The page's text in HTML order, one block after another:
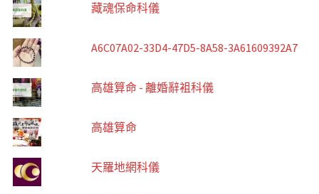
藏魂保命科儀
A6C07A02-33D4-47D5-8A58-3A61609392A7
高雄算命 - 離婚辭袓科儀
高雄算命
天羅地網科儀